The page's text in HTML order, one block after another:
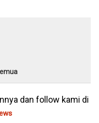
dan follow kami di